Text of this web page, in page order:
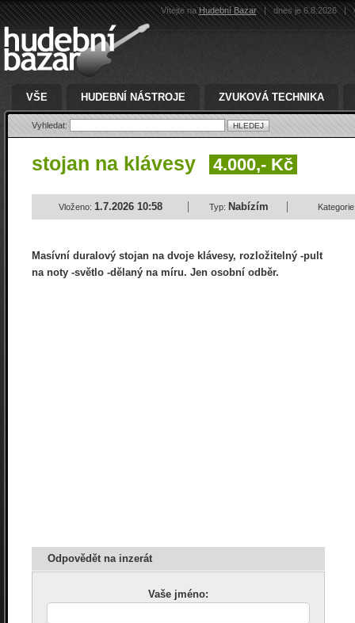
Vítejte naHudební Bazar | dnes je 6.8.2026 |
VŠE HUDEBNÍ NÁSTROJE ZVUKOVÁ TECHNIKA
Vyhledat:
stojan na klávesy 4.000,- Kč
Vloženo: 1.7.2026 10:58 Typ: Nabízím
Masívní duralový stojan na dvoje klávesy, rozložitelný -pult
na noty -světlo -dělaný na míru. Jen osobní odběr.
Odpovědět na inzerát
Vaše jméno: